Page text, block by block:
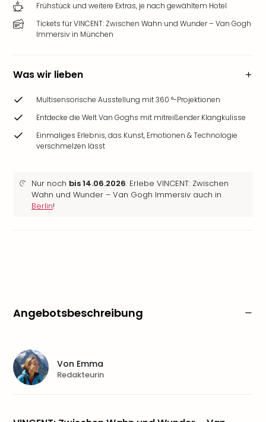
Frühstück und weitere Extras, je nach gewähltem Hotel
Tickets für VINCENT: Zwischen Wahn und Wunder – Van Gogh
Immersiv in München
Was wir lieben
Multisensorische Ausstellung mit 360 °-Projektionen
Entdecke die Welt Van Goghs mit mitreißender Klangkulisse
Einmaliges Erlebnis, das Kunst, Emotionen & Technologie
verschmelzen lässt
Nur noch bis 14.06.2026: Erlebe VINCENT: Zwischen
Wahn und Wunder – Van Gogh Immersiv auch in
Berlin!
Angebotsbeschreibung
Von Emma
Redakteurin